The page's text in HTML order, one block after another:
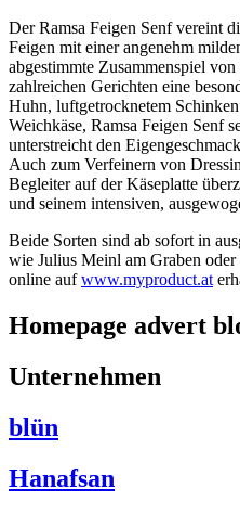
Der Ramsa Feigen Senf vereint
Feigen mit einer angenehm
abgestimmte Zusammenspiel
zahlreichen Gerichten eine
Huhn, luftgetrocknetem
Weichkäse, Ramsa Feigen Senf
unterstreicht den
Auch zum Verfeinern von
Begleiter auf der Käseplatte
und seinem intensiven,
Beide Sorten sind ab sofort in
wie Julius Meinl am Graben
online auf www.myproduct.at
Homepage advert
Unternehmen
blün
Hanafsan